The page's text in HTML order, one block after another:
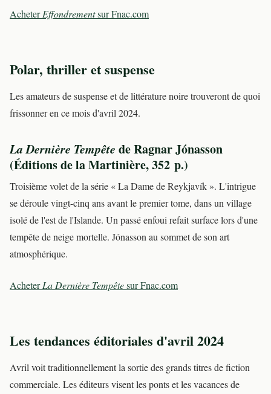
AcheterEffondrementsur Fnac.com
Polar, thriller et suspense
Les amateurs de suspense et de littérature noire trouveront de quoi
frissonner en ce mois d'avril 2024.
La Dernière Tempête de Ragnar Jónasson
(Éditions de la Martinière, 352 p.)
Troisième volet de la série « La Dame de Reykjavík ». L'intrigue
se déroule vingt-cinq ans avant le premier tome, dans un village
isolé de l'est de l'Islande. Un passé enfoui refait surface lors d'une
tempête de neige mortelle. Jónasson au sommet de son art
atmosphérique.
AcheterLa Dernière Tempêtesur Fnac.com
Les tendances éditoriales d'avril 2024
Avril voit traditionnellement la sortie des grands titres de fiction
commerciale. Les éditeurs visent les ponts et les vacances de